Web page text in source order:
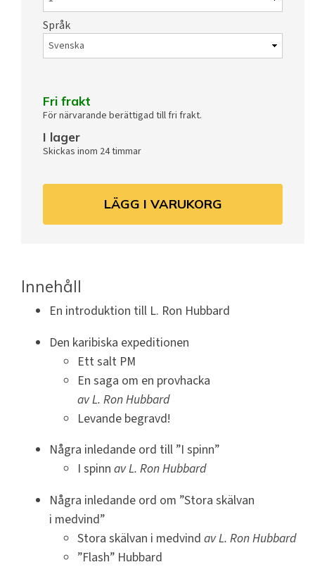
Språk
Fri frakt
För närvarande berättigad till fri frakt.
I lager
Skickas inom 24 timmar
LÄGG I VARUKORG
Innehåll
En introduktion till L. Ron Hubbard
Den karibiska expeditionen
Ett salt PM
En saga om en provhacka
av L. Ron Hubbard
Levande begravd!
Några inledande ord till ”I spinn”
I spinn av L. Ron Hubbard
Några inledande ord om ”Stora skälvan
i medvind”
Stora skälvan i medvind av L. Ron Hubbard
”Flash” Hubbard